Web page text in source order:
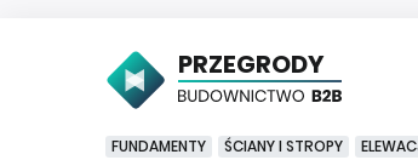
PRZEGRODY
FUNDAMENTY ŚCIANY I STROPY